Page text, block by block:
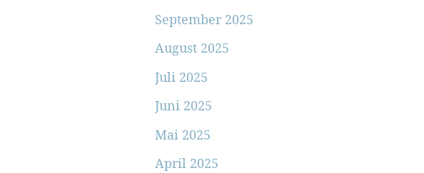
September 2025
August 2025
Juli 2025
Juni 2025
Mai 2025
April 2025